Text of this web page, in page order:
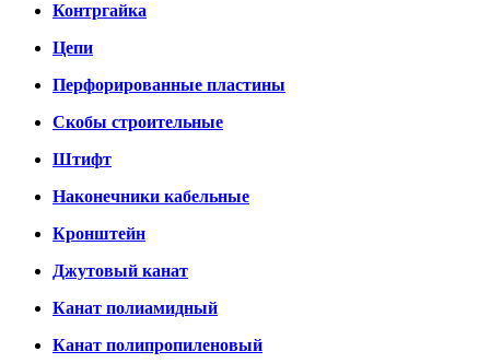
Контргайка
Цепи
Перфорированные пластины
Скобы строительные
Штифт
Наконечники кабельные
Кронштейн
Джутовый канат
Канат полиамидный
Канат полипропиленовый